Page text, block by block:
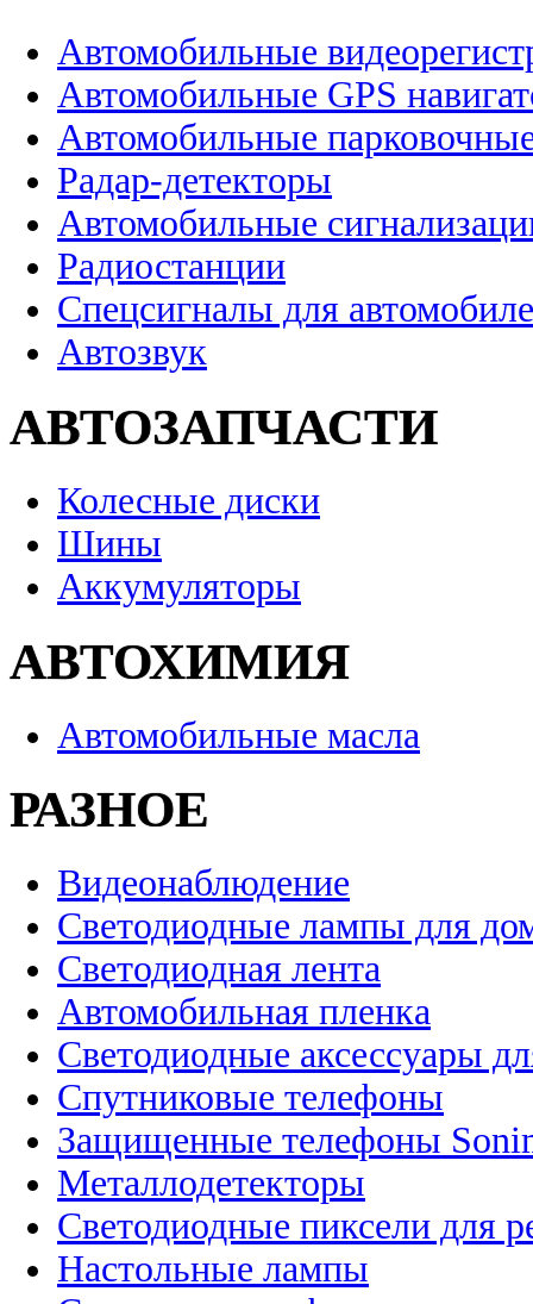
Автомобильные
Автомобильные GPS
Автомобильные
Радар-детекторы
Автомобильные
Радиостанции
Спецсигналы для
Автозвук
АВТОЗАПЧАСТИ
Колесные диски
Шины
Аккумуляторы
АВТОХИМИЯ
Автомобильные масла
РАЗНОЕ
Видеонаблюдение
Светодиодные лампы для
Светодиодная лента
Автомобильная пленка
Светодиодные аксессуары
Спутниковые телефоны
Защищенные телефоны
Металлодетекторы
Светодиодные пиксели для
Настольные лампы